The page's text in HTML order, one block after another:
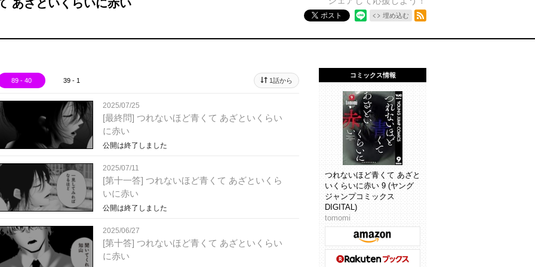
あざといくらいに赤い
ポスト 埋め込む
89 - 40 39 - 1 1話から
2025/07/25
[最終問] つれないほど青くて あざといくらい
に赤い
公開は終了しました
2025/07/11
[第十一答] つれないほど青くて あざといくら
いに赤い
公開は終了しました
2025/06/27
[第十答] つれないほど青くて あざといくらい
に赤い
コミックス情報
つれないほど青くて あざと
いくらいに赤い 9 (ヤング
ジャンプコミックス
DIGITAL)
tomomi